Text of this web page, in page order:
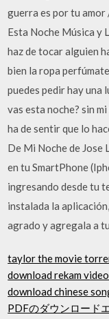
guerra es por tu
Esta Noche Música y
haz de tocar alguien
bien la ropa
puedes pedir hay una
vas esta noche? sin
ha de sentir que lo
De Mi Noche de Jose
en tu SmartPhone
ingresando desde tu
instalada la
agrado y agregala a
taylor the movie
download rekam
download chinese
PDFのダウンロード